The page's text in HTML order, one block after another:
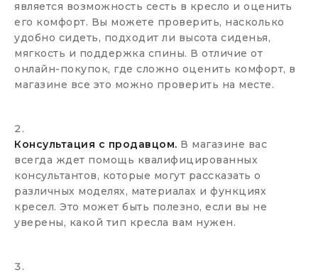
является возможность сесть в кресло и оценить
его комфорт. Вы можете проверить, насколько
удобно сидеть, подходит ли высота сиденья,
мягкость и поддержка спины. В отличие от
онлайн-покупок, где сложно оценить комфорт, в
магазине все это можно проверить на месте.
Консультация с продавцом. В магазине вас
всегда ждет помощь квалифицированных
консультантов, которые могут рассказать о
различных моделях, материалах и функциях
кресел. Это может быть полезно, если вы не
уверены, какой тип кресла вам нужен.